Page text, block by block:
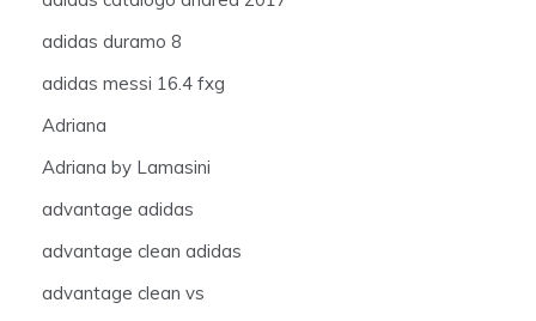
adidas duramo 8
adidas messi 16.4 fxg
Adriana
Adriana by Lamasini
advantage adidas
advantage clean adidas
advantage clean vs